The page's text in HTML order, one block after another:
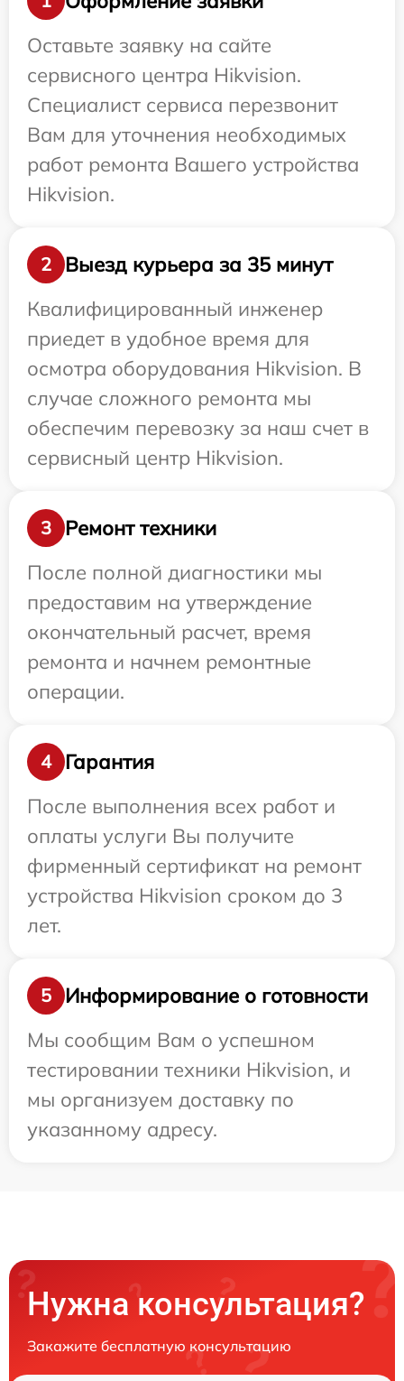
Оставьте заявку на сайте
сервисного центра Hikvision.
Специалист сервиса перезвонит
Вам для уточнения необходимых
работ ремонта Вашего устройства
Hikvision.
2
Выезд курьера за 35 минут
Квалифицированный инженер
приедет в удобное время для
осмотра оборудования Hikvision. В
случае сложного ремонта мы
обеспечим перевозку за наш счет в
сервисный центр Hikvision.
3
Ремонт техники
После полной диагностики мы
предоставим на утверждение
окончательный расчет, время
ремонта и начнем ремонтные
операции.
4
Гарантия
После выполнения всех работ и
оплаты услуги Вы получите
фирменный сертификат на ремонт
устройства Hikvision сроком до 3
лет.
5
Информирование о готовности
Мы сообщим Вам о успешном
тестировании техники Hikvision, и
мы организуем доставку по
указанному адресу.
Нужна консультация?
Закажите бесплатную консультацию